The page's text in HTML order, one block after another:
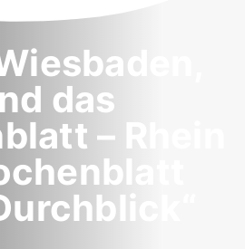
das
– Rhein